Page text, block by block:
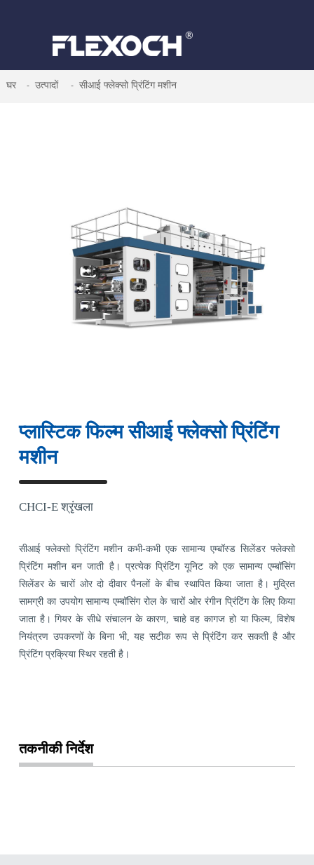
घर उत्पादों सीआई फ्लेक्सो प्रिंटिंग मशीन
प्लास्टिक फिल्म सीआई फ्लेक्सो प्रिंटिंग
मशीन
CHCI-E श्रृंखला
सीआई फ्लेक्सो प्रिंटिंग मशीन कभी-कभी एक सामान्य एम्बॉस्ड सिलेंडर फ्लेक्सो
प्रिंटिंग मशीन बन जाती है। प्रत्येक प्रिंटिंग यूनिट को एक सामान्य एम्बॉसिंग
सिलेंडर के चारों ओर दो दीवार पैनलों के बीच स्थापित किया जाता है। मुद्रित
सामग्री का उपयोग सामान्य एम्बॉसिंग रोल के चारों ओर रंगीन प्रिंटिंग के लिए किया
जाता है। गियर के सीधे संचालन के कारण, चाहे वह कागज हो या फिल्म, विशेष
नियंत्रण उपकरणों के बिना भी, यह सटीक रूप से प्रिंटिंग कर सकती है और
प्रिंटिंग प्रक्रिया स्थिर रहती है।
तकनीकी निर्देश